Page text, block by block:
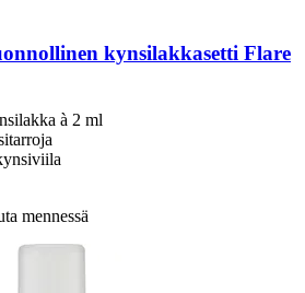
kynsilakkasetti Flare
à 2 ml
mennessä